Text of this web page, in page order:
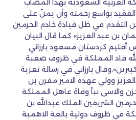
السعودية بهذا المصاب
الفقيد بواسع رحمته وأن يمنّ على
التقدم في ظل قيادة خادم الحرمين
بن عبد العزيز» كما قال البيان
أقليم كردستان مسعود بارزاني
الله قاد المملكة في ظروف صعبة
بارزاني في رسالة تعزية
وولي عهده الامير مقرن بن
والاسى نبأ وفاة عاهل المملكة
الشريفين الملك عبدالله بن
في ظروف دولية بالغة الاهمية